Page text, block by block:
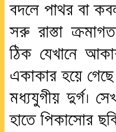
বদলে পাথর বা
সরু রাস্তা
ঠিক যেখানে
একাকার হয়ে
মধ্যযুগীয় দুর্গ।
হাতে পিকাসোর